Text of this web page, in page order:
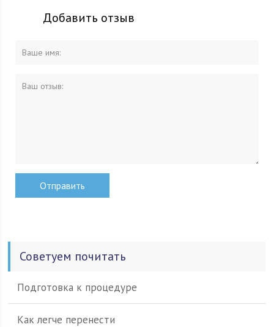
Добавить отзыв
Советуем почитать
Подготовка к процедуре
Как легче перенести